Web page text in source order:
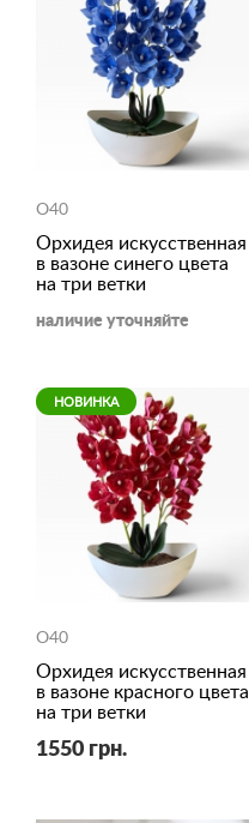
O40
Орхидея искусственная
в вазоне синего цвета
на три ветки
наличие уточняйте
НОВИНКА
O40
Орхидея искусственная
в вазоне красного цвета
на три ветки
1550 грн.